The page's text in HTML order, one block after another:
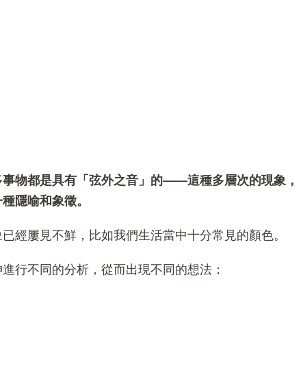
物都是具有「弦外之音」的——這種多層次的現象，
隱喻和象徵。
經屢見不鮮，比如我們生活當中十分常見的顏色。
行不同的分析，從而出現不同的想法：